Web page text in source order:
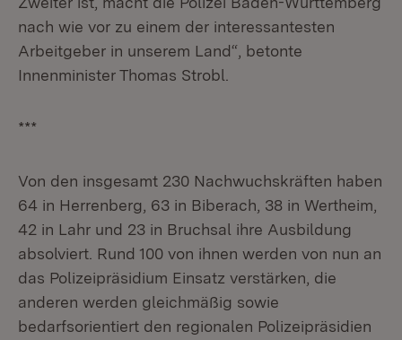
nach wie vor zu einem der interessantesten
Arbeitgeber in unserem Land“, betonte
Innenminister Thomas Strobl.
***
Von den insgesamt 230 Nachwuchskräften haben
64 in Herrenberg, 63 in Biberach, 38 in Wertheim,
42 in Lahr und 23 in Bruchsal ihre Ausbildung
absolviert. Rund 100 von ihnen werden von nun an
das Polizeipräsidium Einsatz verstärken, die
anderen werden gleichmäßig sowie
bedarfsorientiert den regionalen Polizeipräsidien